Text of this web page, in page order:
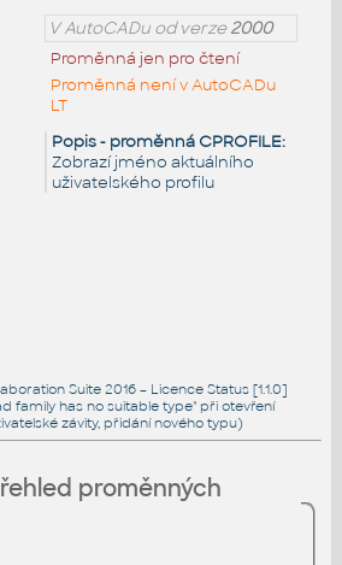
V AutoCADu od verze2000
Proměnná jen pro čtení
Proměnná není v AutoCADu
LT
Popis - proměnná CPROFILE:
Zobrazí jméno aktuálního
uživatelského profilu
Suite 2016 – Licence Status [1.1.0]
family has no suitable type" při otevření
závity, přidání nového typu)
proměnných